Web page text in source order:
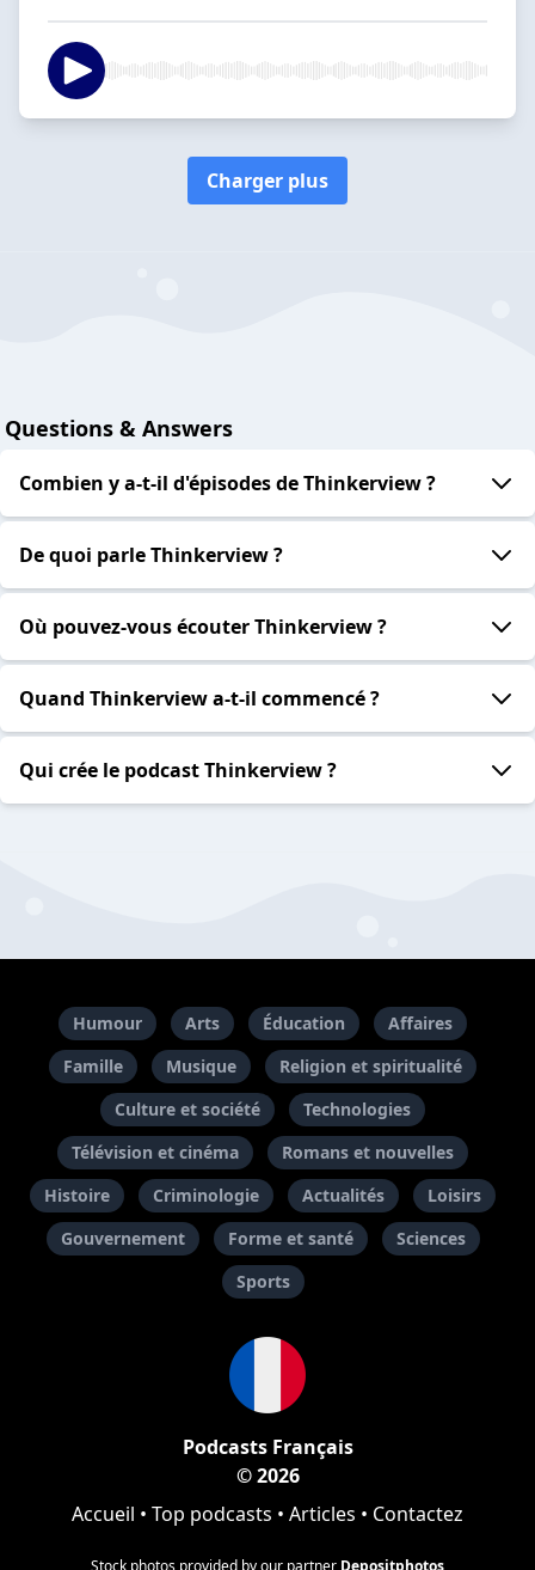
Charger plus
Questions & Answers
Combien y a-t-il d'épisodes de Thinkerview ?
De quoi parle Thinkerview ?
Où pouvez-vous écouter Thinkerview ?
Quand Thinkerview a-t-il commencé ?
Qui crée le podcast Thinkerview ?
Humour Arts Éducation
Affaires
Famille
Musique
Religion et spiritualité
Culture et société
Technologies
Télévision et cinéma
Romans et nouvelles
Histoire
Criminologie Actualités
Loisirs
Gouvernement
Forme et santé
Sciences
Sports
Podcasts Français
© 2026
Accueil • Top podcasts • Articles • Contactez
Stock photos provided by our partner Depositphotos